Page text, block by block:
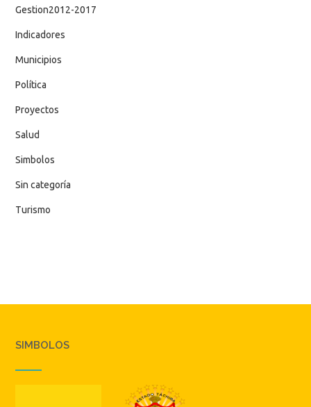
Gestion2012-2017
Indicadores
Municipios
Política
Proyectos
Salud
Simbolos
Sin categoría
Turismo
SIMBOLOS